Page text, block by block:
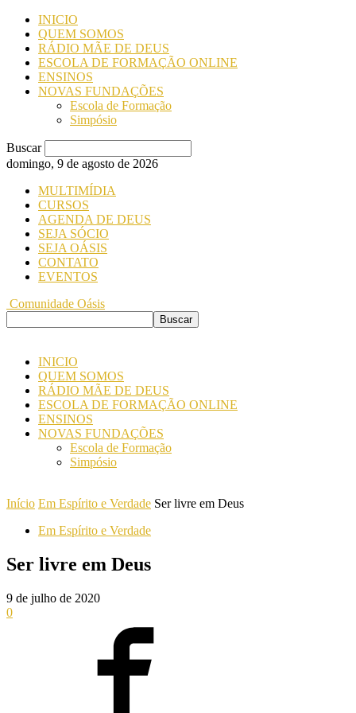
INICIO
QUEM SOMOS
RÁDIO MÃE DE DEUS
ESCOLA DE FORMAÇÃO ONLINE
ENSINOS
NOVAS FUNDAÇÕES
Escola de Formação
Simpósio
Buscar
domingo, 9 de agosto de 2026
MULTIMÍDIA
CURSOS
AGENDA DE DEUS
SEJA SÓCIO
SEJA OÁSIS
CONTATO
EVENTOS
Comunidade Oásis
INICIO
QUEM SOMOS
RÁDIO MÃE DE DEUS
ESCOLA DE FORMAÇÃO ONLINE
ENSINOS
NOVAS FUNDAÇÕES
Escola de Formação
Simpósio
Início Em Espírito e Verdade Ser livre em Deus
Em Espírito e Verdade
Ser livre em Deus
9 de julho de 2020
0